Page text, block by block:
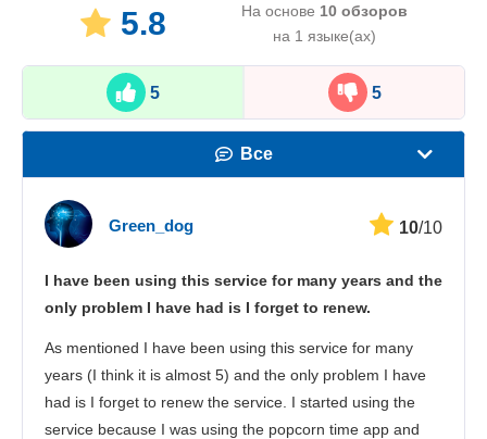
5.8 На основе 10обзоров
на 1 языке(ах)
5 5
Все
Поддержка пользователей
Green_dog 10/10
I have been using this service for many years and the
only problem I have had is I forget to renew.
As mentioned I have been using this service for many
years (I think it is almost 5) and the only problem I have
had is I forget to renew the service. I started using the
service because I was using the popcorn time app and